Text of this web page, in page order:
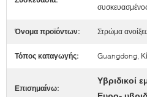
Όνομα προϊόντων: Στρώμα
Τόπος καταγωγής: Guangdong,
Επισημαίνω:
Υβριδικοί